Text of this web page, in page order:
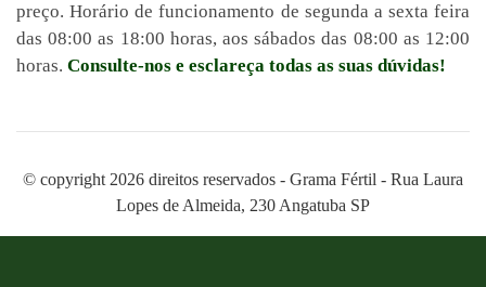
preço. Horário de funcionamento de segunda a sexta feira
das 08:00 as 18:00 horas, aos sábados das 08:00 as 12:00
horas. Consulte-nos e esclareça todas as suas dúvidas!
© copyright 2026 direitos reservados - Grama Fértil - Rua Laura
Lopes de Almeida, 230 Angatuba SP